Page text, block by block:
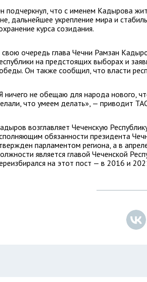
подчеркнул, что с именем Кадырова
дальнейшее укрепление мира и
курса созидания.
свою очередь глава Чечни Рамзан
на предстоящих выборах и
Он также сообщил, что власти
ничего не обещаю для народа нового,
что умеем делать», — приводит
возглавляет Чеченскую
обязанности президента
парламентом региона, а в
является главой Чеченской
на этот пост — в 2016 и